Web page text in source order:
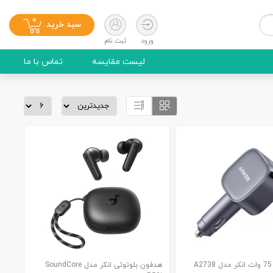
ورود ثبت نام
سبد خرید 0
لیست مقایسه تماس با ما
هدفون بلوتوثی انکر مدل SoundCore